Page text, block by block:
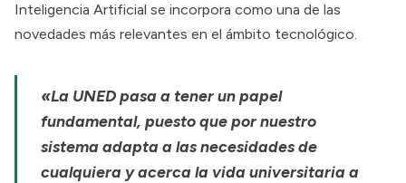
Inteligencia Artificial se incorpora como una de las
novedades más relevantes en el ámbito tecnológico.
«La UNED pasa a tener un papel
fundamental, puesto que por nuestro
sistema adapta a las necesidades de
cualquiera y acerca la vida universitaria a